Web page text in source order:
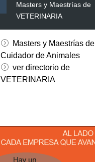
Masters y Maestrías de
VETERINARIA
Masters y Maestrías de
Cuidador de Animales
ver directorio de
VETERINARIA